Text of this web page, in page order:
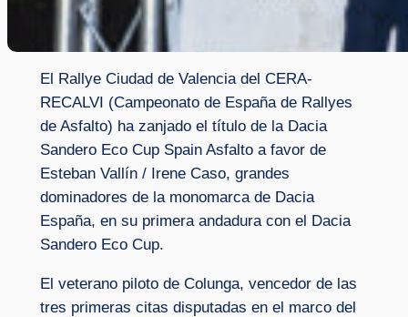
El Rallye Ciudad de Valencia del CERA-
RECALVI (Campeonato de España de Rallyes
de Asfalto) ha zanjado el título de la Dacia
Sandero Eco Cup Spain Asfalto a favor de
Esteban Vallín / Irene Caso, grandes
dominadores de la monomarca de Dacia
España, en su primera andadura con el Dacia
Sandero Eco Cup.
El veterano piloto de Colunga, vencedor de las
tres primeras citas disputadas en el marco del